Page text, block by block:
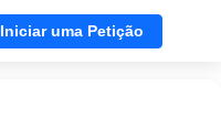
Iniciar uma Petição